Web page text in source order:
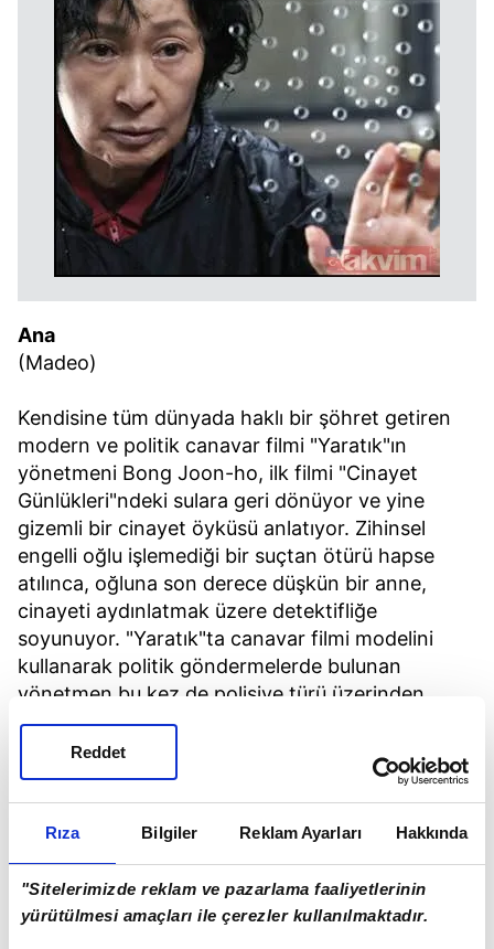
Rıza Bilgiler Reklam Ayarları Hakkında
"Sitelerimizde reklam ve pazarlama faaliyetlerinin
yürütülmesi amaçları ile çerezler kullanılmaktadır.
Reddet
Ana
(Madeo)
Kendisine tüm dünyada haklı bir şöhret getiren
modern ve politik canavar filmi "Yaratık"ın
yönetmeni Bong Joon-ho, ilk filmi "Cinayet
Günlükleri"ndeki sulara geri dönüyor ve yine
gizemli bir cinayet öyküsü anlatıyor. Zihinsel
engelli oğlu işlemediği bir suçtan ötürü hapse
atılınca, oğluna son derece düşkün bir anne,
cinayeti aydınlatmak üzere detektifliğe
soyunuyor. "Yaratık"ta canavar filmi modelini
kullanarak politik göndermelerde bulunan
yönetmen bu kez de polisiye türü üzerinden
toplumsal yozlaşmayla ilgili bir film yapmış.